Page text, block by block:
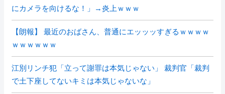
にカメラを向けるな！」→炎上ｗｗｗ
【朗報】 最近のおばさん、普通にエッッッすぎるｗｗｗｗ
ｗｗｗｗｗｗ
江別リンチ犯「立って謝罪は本気じゃない」 裁判官「裁判
で土下座してないキミは本気じゃないな」